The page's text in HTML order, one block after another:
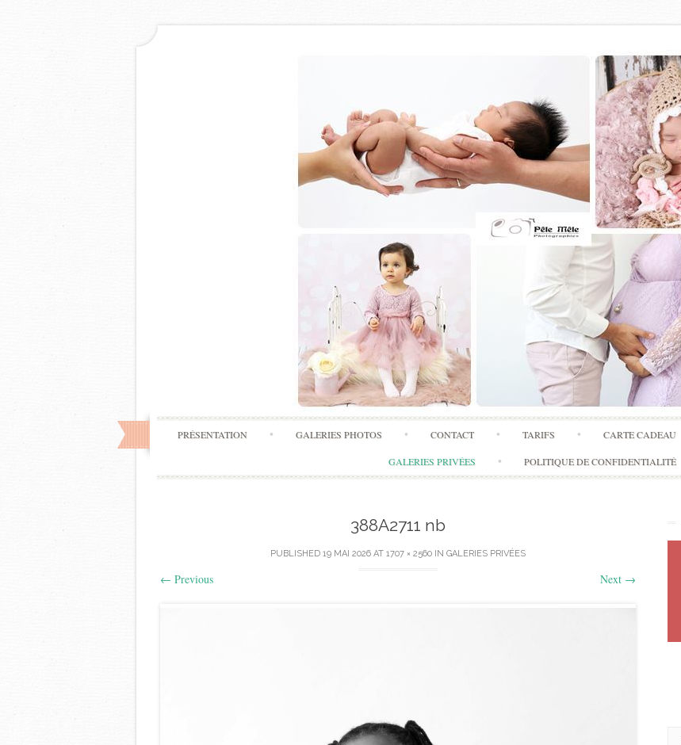
Skip
to
content
PRÉSENTATION GALERIES PHOTOS CONTACT TARIFS CARTE CADEAU
GALERIES PRIVÉES POLITIQUE DE CONFIDENTIALITÉ
388A2711 nb
PUBLISHED 19 MAI 2026 AT 1707 × 2560 IN GALERIES PRIVÉES
← Previous Next →